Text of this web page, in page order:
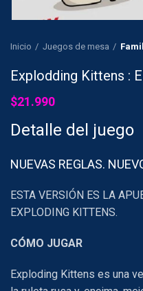
Inicio Juegos de mesa
Explodding Kittens :
$21.990
Detalle del juego
NUEVAS REGLAS.
ESTA VERSIÓN ES LA
EXPLODING KITTENS.
CÓMO JUGAR
Exploding Kittens es una